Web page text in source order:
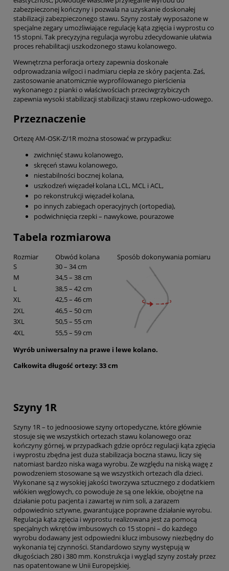
zabezpieczonej kończyny i pozwala na uzyskanie doskonałej
stabilizacji zabezpieczonego stawu. Szyny zostały wyposażone w
specjalne zegary umożliwiające regulację kąta zgięcia i wyprostu co
15 stopni. Tak precyzyjna regulacja wyrobu zdecydowanie ułatwia
proces rehabilitacji uszkodzonego stawu kolanowego.
Wewnętrzna perforacja ortezy zapewnia doskonałe
odprowadzania wilgoci i nadmiaru ciepła ze skóry pacjenta. Zaś,
zastosowanie anatomicznie wyprofilowanego pierścienia
wykonanego z pianki o właściwościach przeciwgrzybiczych
zapewnia wysoki stabilizacji stabilizacji stawu rzepkowo-udowego.
Przeznaczenie
Ortezę AM-OSK-Z/1R można stosować w przypadku:
zwichnięć stawu kolanowego,
skręceń stawu kolanowego,
niestabilności bocznej kolana,
uszkodzeń więzadeł kolana LCL, MCL i ACL,
po rekonstrukcji więzadeł kolana,
po innych zabiegach operacyjnych (ortopedia),
podwichnięcia rzepki – nawykowe, pourazowe
Tabela rozmiarowa
Rozmiar Obwód kolana
Sposób dokonywania pomiaru
S
30 – 34 cm
M
34,5 – 38 cm
L
38,5 – 42 cm
XL
42,5 – 46 cm
2XL
46,5 – 50 cm
3XL
50,5 – 55 cm
4XL
55,5 – 59 cm
Wyrób uniwersalny na prawe i lewe kolano.
Całkowita długość ortezy: 33 cm
Szyny 1R
Szyny 1R – to jednoosiowe szyny ortopedyczne, które głównie
stosuje się we wszystkich ortezach stawu kolanowego oraz
kończyny górnej, w przypadkach gdzie oprócz regulacji kąta zgięcia
i wyprostu zbędna jest duża stabilizacja boczna stawu, liczy się
natomiast bardzo niska waga wyrobu. Ze względu na niską wagę z
powodzeniem stosowane są we wszystkich ortezach dla dzieci.
Wykonane są z wysokiej jakości tworzywa sztucznego z dodatkiem
włókien węglowych, co powoduje że są one lekkie, obojętne na
działanie potu pacjenta i zawartej w nim soli, a zarazem
odpowiednio sztywne, gwarantujące poprawne działanie wyrobu.
Regulacja kąta zgięcia i wyprostu realizowana jest za pomocą
specjalnych wkrętów imbusowych co 15 stopni – do każdego
wyrobu dodawany jest odpowiedni klucz imbusowy niezbędny do
wykonania tej czynności. Standardowo szyny występują w
długościach 280 i 380 mm. Konstrukcja i wygląd szyny zostały przez
nas opatentowane w Unii Europejskiej.